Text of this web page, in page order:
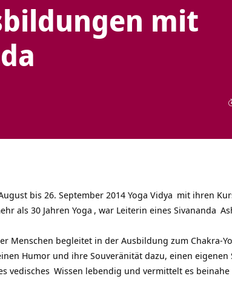
mit
bis 26. September 2014 Yoga Vidya mit ihren
als 30 Jahren Yoga , war Leiterin eines Sivananda
Menschen begleitet in der Ausbildung zum Chakra-
Humor und ihre Souveränität dazu, einen
vedisches Wissen lebendig und vermittelt es